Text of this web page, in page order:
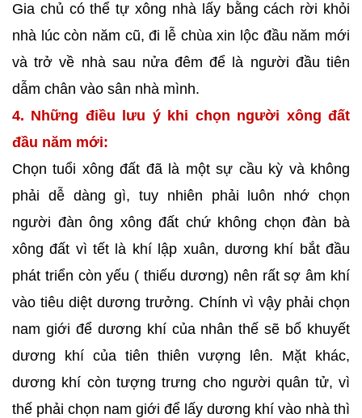
Gia chủ có thể tự xông nhà lấy bằng cách rời khỏi
nhà lúc còn năm cũ, đi lễ chùa xin lộc đầu năm mới
và trở về nhà sau nửa đêm để là người đầu tiên
dẫm chân vào sân nhà mình.
4. Những điều lưu ý khi chọn người xông đất
đầu năm mới:
Chọn tuổi xông đất đã là một sự cầu kỳ và không
phải dễ dàng gì, tuy nhiên phải luôn nhớ chọn
người đàn ông xông đất chứ không chọn đàn bà
xông đất vì tết là khí lập xuân, dương khí bắt đầu
phát triển còn yếu ( thiếu dương) nên rất sợ âm khí
vào tiêu diệt dương trưởng. Chính vì vậy phải chọn
nam giới để dương khí của nhân thế sẽ bổ khuyết
dương khí của tiên thiên vượng lên. Mặt khác,
dương khí còn tượng trưng cho người quân tử, vì
thế phải chọn nam giới để lấy dương khí vào nhà thì